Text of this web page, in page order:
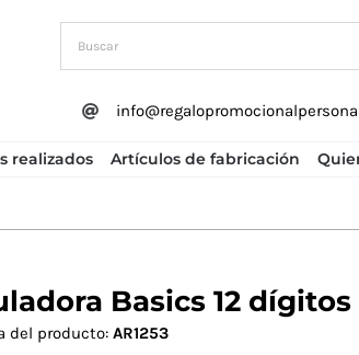
realizados Artículos de fabricación
Basics 12 dígitos
del producto: AR1253